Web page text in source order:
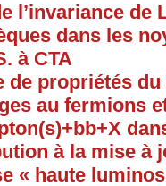
l’invariance
dans les
à CTA
de propriétés
au fermions
à la mise à
« haute